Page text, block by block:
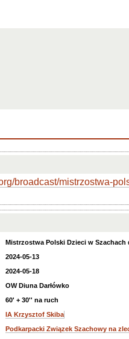
broadcast/mistrzostwa-
Mistrzostwa Polski Dzieci w Szachach
2024-05-13
2024-05-18
OW Diuna Darłówko
60' + 30'' na ruch
IA Krzysztof Skiba
Podkarpacki Związek Szachowy na